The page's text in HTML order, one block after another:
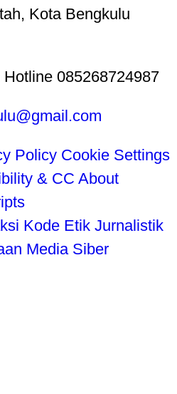
Kota Bengkulu
085268724987
Policy Cookie Settings
& CC About
Kode Etik Jurnalistik
Media Siber